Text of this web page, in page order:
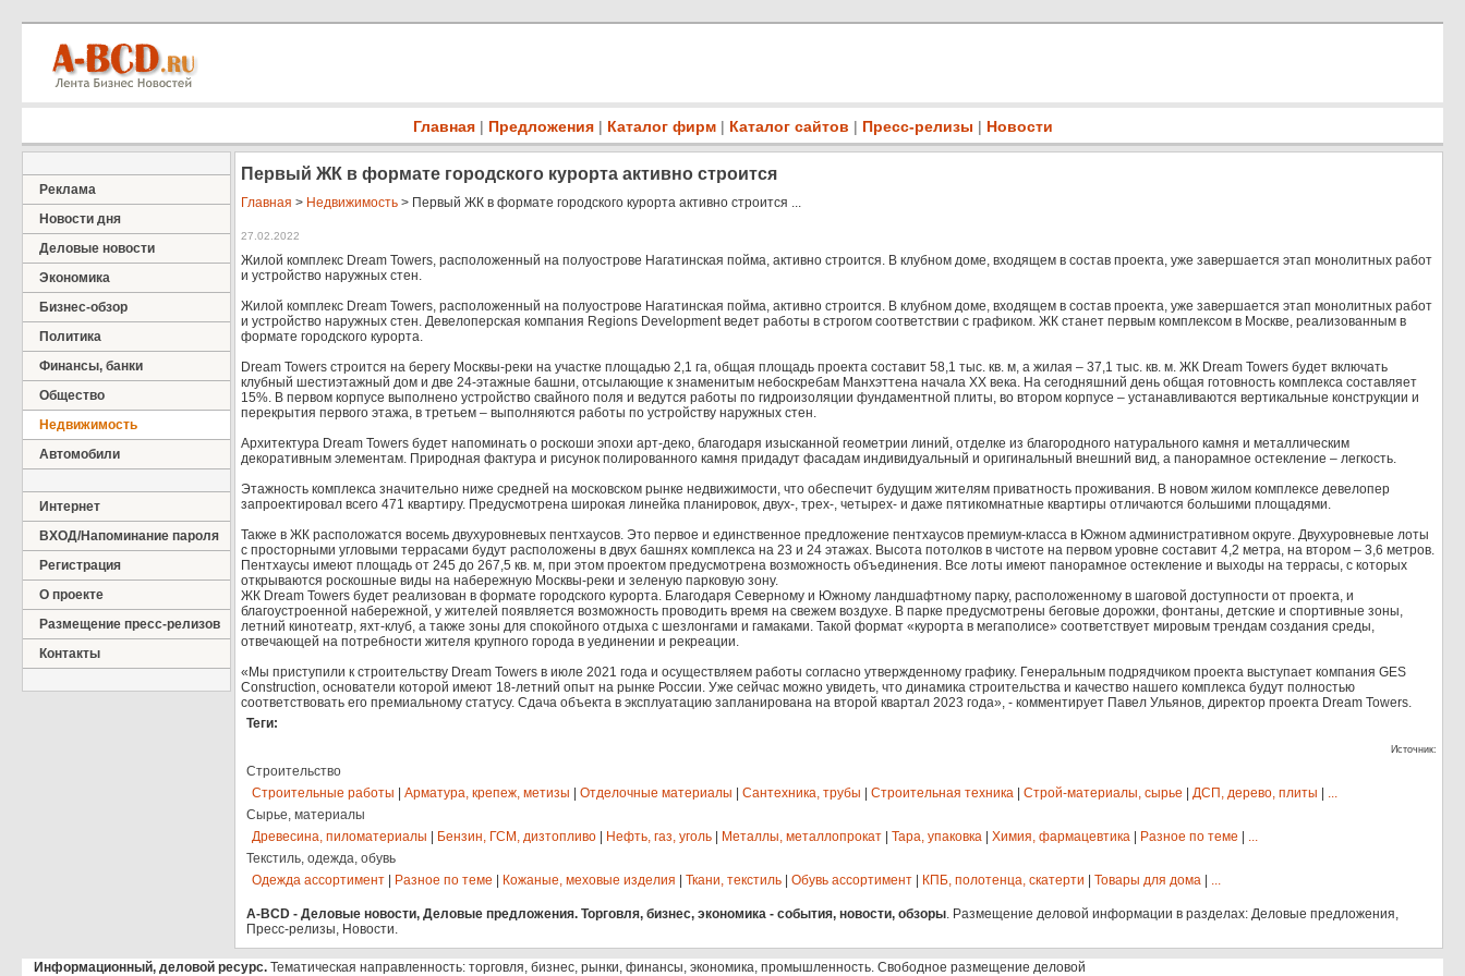
Главная | Предложения | Каталог фирм | Каталог сайтов | Пресс-релизы | Новости
Реклама
Новости дня
Деловые новости
Экономика
Бизнес-обзор
Политика
Финансы, банки
Общество
Недвижимость
Автомобили
Интернет
ВХОД/Напоминание пароля
Регистрация
О проекте
Размещение пресс-релизов
Контакты
Первый ЖК в формате городского курорта активно строится
Главная > Недвижимость > Первый ЖК в формате городского курорта активно строится ...
27.02.2022
Жилой комплекс Dream Towers, расположенный на полуострове Нагатинская пойма, активно строится. В клубном доме, входящем в состав проекта, уже завершается этап монолитных работ
и устройство наружных стен.
Жилой комплекс Dream Towers, расположенный на полуострове Нагатинская пойма, активно строится. В клубном доме, входящем в состав проекта, уже завершается этап монолитных работ
и устройство наружных стен. Девелоперская компания Regions Development ведет работы в строгом соответствии с графиком. ЖК станет первым комплексом в Москве, реализованным в
формате городского курорта.
Dream Towers строится на берегу Москвы-реки на участке площадью 2,1 га, общая площадь проекта составит 58,1 тыс. кв. м, а жилая – 37,1 тыс. кв. м. ЖК Dream Towers будет включать
клубный шестиэтажный дом и две 24-этажные башни, отсылающие к знаменитым небоскребам Манхэттена начала XX века. На сегодняшний день общая готовность комплекса составляет
15%. В первом корпусе выполнено устройство свайного поля и ведутся работы по гидроизоляции фундаментной плиты, во втором корпусе – устанавливаются вертикальные конструкции и
перекрытия первого этажа, в третьем – выполняются работы по устройству наружных стен.
Архитектура Dream Towers будет напоминать о роскоши эпохи арт-деко, благодаря изысканной геометрии линий, отделке из благородного натурального камня и металлическим
декоративным элементам. Природная фактура и рисунок полированного камня придадут фасадам индивидуальный и оригинальный внешний вид, а панорамное остекление – легкость.
Этажность комплекса значительно ниже средней на московском рынке недвижимости, что обеспечит будущим жителям приватность проживания. В новом жилом комплексе девелопер
запроектировал всего 471 квартиру. Предусмотрена широкая линейка планировок, двух-, трех-, четырех- и даже пятикомнатные квартиры отличаются большими площадями.
Также в ЖК расположатся восемь двухуровневых пентхаусов. Это первое и единственное предложение пентхаусов премиум-класса в Южном административном округе. Двухуровневые лоты
с просторными угловыми террасами будут расположены в двух башнях комплекса на 23 и 24 этажах. Высота потолков в чистоте на первом уровне составит 4,2 метра, на втором – 3,6 метров.
Пентхаусы имеют площадь от 245 до 267,5 кв. м, при этом проектом предусмотрена возможность объединения. Все лоты имеют панорамное остекление и выходы на террасы, с которых
открываются роскошные виды на набережную Москвы-реки и зеленую парковую зону.
ЖК Dream Towers будет реализован в формате городского курорта. Благодаря Северному и Южному ландшафтному парку, расположенному в шаговой доступности от проекта, и
благоустроенной набережной, у жителей появляется возможность проводить время на свежем воздухе. В парке предусмотрены беговые дорожки, фонтаны, детские и спортивные зоны,
летний кинотеатр, яхт-клуб, а также зоны для спокойного отдыха с шезлонгами и гамаками. Такой формат «курорта в мегаполисе» соответствует мировым трендам создания среды,
отвечающей на потребности жителя крупного города в уединении и рекреации.
«Мы приступили к строительству Dream Towers в июле 2021 года и осуществляем работы согласно утвержденному графику. Генеральным подрядчиком проекта выступает компания GES
Construction, основатели которой имеют 18-летний опыт на рынке России. Уже сейчас можно увидеть, что динамика строительства и качество нашего комплекса будут полностью
соответствовать его премиальному статусу. Сдача объекта в эксплуатацию запланирована на второй квартал 2023 года», - комментирует Павел Ульянов, директор проекта Dream Towers.
Теги:
Источник:
Строительство
Строительные работы
Арматура, крепеж, метизы Отделочные материалы Сантехника, трубы Строительная техника Строй-материалы, сырье ДСП, дерево, плиты
...
Сырье, материалы
Древесина, пиломатериалы
Бензин, ГСМ, дизтопливо Нефть, газ, уголь Металлы, металлопрокат Тара, упаковка Химия, фармацевтика Разное по теме
...
Текстиль, одежда, обувь
Одежда ассортимент
Разное по теме Кожаные, меховые изделия Ткани, текстиль Обувь ассортимент КПБ, полотенца, скатерти Товары для дома ...
A-BCD - Деловые новости, Деловые предложения. Торговля, бизнес, экономика - события, новости, обзоры. Размещение деловой информации в разделах: Деловые предложения,
Пресс-релизы, Новости.
Информационный, деловой ресурс. Тематическая направленность: торговля, бизнес, рынки, финансы, экономика, промышленность. Свободное размещение деловой